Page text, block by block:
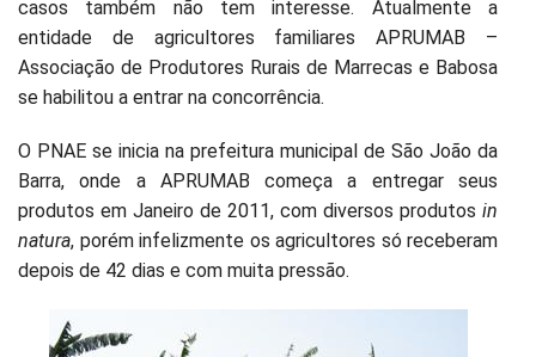
casos também não tem interesse. Atualmente a
entidade de agricultores familiares APRUMAB –
Associação de Produtores Rurais de Marrecas e Babosa
se habilitou a entrar na concorrência.
O PNAE se inicia na prefeitura municipal de São João da
Barra, onde a APRUMAB começa a entregar seus
produtos em Janeiro de 2011, com diversos produtos in
natura, porém infelizmente os agricultores só receberam
depois de 42 dias e com muita pressão.